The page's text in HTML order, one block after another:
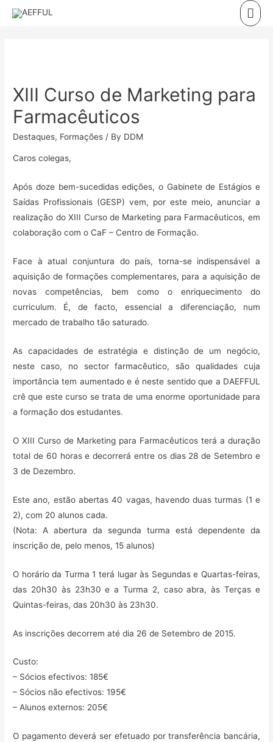
Skip
XIII Curso de Marketing para
Farmacêuticos
Destaques, Formações / By DDM
Caros colegas,
Após doze bem-sucedidas edições, o Gabinete de Estágios e
Saídas Profissionais (GESP) vem, por este meio, anunciar a
realização do XIII Curso de Marketing para Farmacêuticos, em
colaboração com o CaF – Centro de Formação.
Face à atual conjuntura do país, torna-se indispensável a
aquisição de formações complementares, para a aquisição de
novas competências, bem como o enriquecimento do
curriculum. É, de facto, essencial a diferenciação, num
mercado de trabalho tão saturado.
As capacidades de estratégia e distinção de um negócio,
neste caso, no sector farmacêutico, são qualidades cuja
importância tem aumentado e é neste sentido que a DAEFFUL
crê que este curso se trata de uma enorme oportunidade para
a formação dos estudantes.
O XIII Curso de Marketing para Farmacêuticos terá a duração
total de 60 horas e decorrerá entre os dias 28 de Setembro e
3 de Dezembro.
Este ano, estão abertas 40 vagas, havendo duas turmas (1 e
2), com 20 alunos cada.
(Nota: A abertura da segunda turma está dependente da
inscrição de, pelo menos, 15 alunos)
O horário da Turma 1 terá lugar às Segundas e Quartas-feiras,
das 20h30 às 23h30 e a Turma 2, caso abra, às Terças e
Quintas-feiras, das 20h30 às 23h30.
As inscrições decorrem até dia 26 de Setembro de 2015.
Custo:
– Sócios efectivos: 185€
– Sócios não efectivos: 195€
– Alunos externos: 205€
O pagamento deverá ser efetuado por transferência bancária,